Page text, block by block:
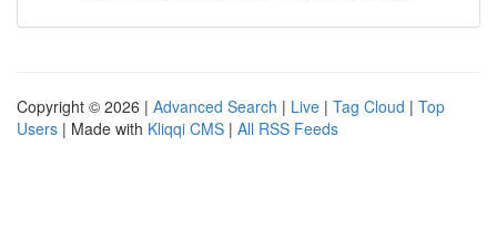
Copyright © 2026 | Advanced Search | Live | Tag Cloud | Top
Users | Made with Kliqqi CMS | All RSS Feeds